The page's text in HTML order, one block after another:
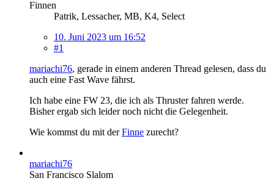
Finnen
Patrik, Lessacher, MB, K4, Select
10. Juni 2023 um 16:52
#1
mariachi76, gerade in einem anderen Thread gelesen, dass du
auch eine Fast Wave fährst.
Ich habe eine FW 23, die ich als Thruster fahren werde.
Bisher ergab sich leider noch nicht die Gelegenheit.
Wie kommst du mit derFinne zurecht?
mariachi76
San Francisco Slalom